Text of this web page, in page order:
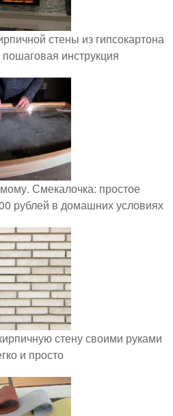
стены из гипсокартона
инструкция
Смекалочка: простое
рублей в домашних условиях
стену своими руками
и просто